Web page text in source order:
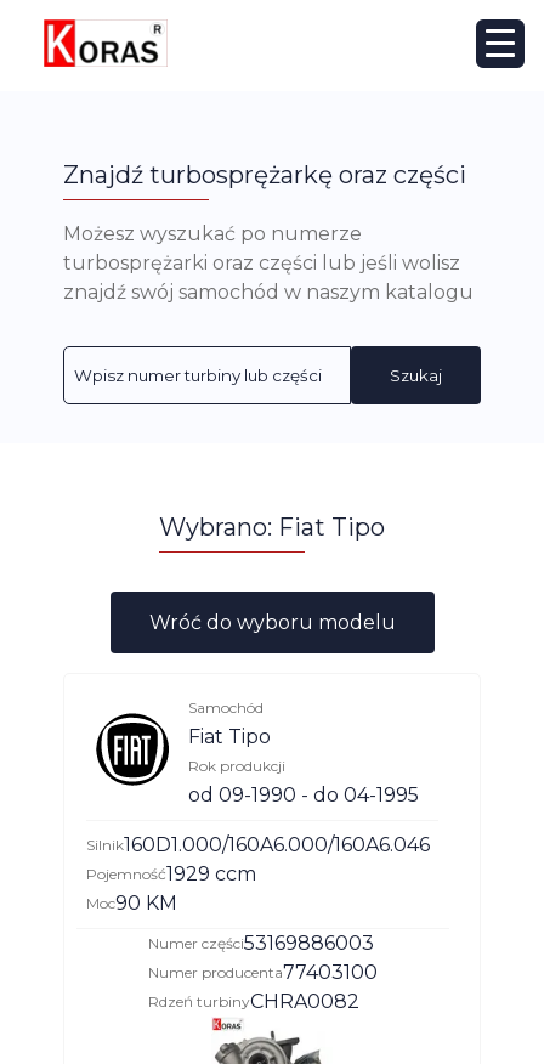
Znajdź turbosprężarkę oraz części
Możesz wyszukać po numerze
turbosprężarki oraz części lub jeśli wolisz
znajdź swój samochód w naszym katalogu
Szukaj
Wybrano: Fiat Tipo
Wróć do wyboru modelu
Samochód
Fiat Tipo
Rok produkcji
od 09-1990 - do 04-1995
Silnik160D1.000/160A6.000/160A6.046
Pojemność1929 ccm
Moc90 KM
Numer części53169886003
Numer producenta77403100
Rdzeń turbinyCHRA0082